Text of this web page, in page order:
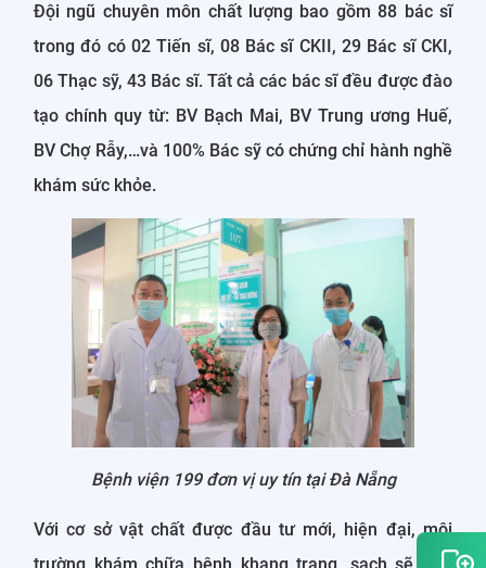
Đội ngũ chuyên môn chất lượng bao gồm 88 bác sĩ
trong đó có 02 Tiến sĩ, 08 Bác sĩ CKII, 29 Bác sĩ CKI,
06 Thạc sỹ, 43 Bác sĩ. Tất cả các bác sĩ đều được đào
tạo chính quy từ: BV Bạch Mai, BV Trung ương Huế,
BV Chợ Rẫy,…và 100% Bác sỹ có chứng chỉ hành nghề
khám sức khỏe.
Bệnh viện 199 đơn vị uy tín tại Đà Nẵng
Với cơ sở vật chất được đầu tư mới, hiện đại, môi